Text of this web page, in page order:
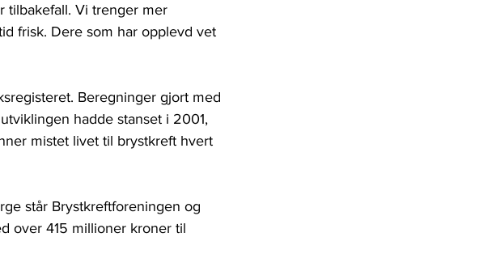
tilbakefall. Vi trenger mer
frisk. Dere som har opplevd vet
Beregninger gjort med
hadde stanset i 2001,
mistet livet til brystkreft hvert
står Brystkreftforeningen og
over 415 millioner kroner til